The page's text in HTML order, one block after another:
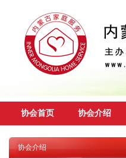
协会首页 协会介绍
协会介绍